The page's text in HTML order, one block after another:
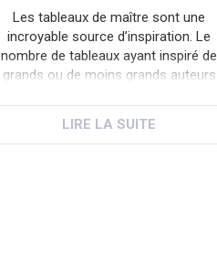
Les tableaux de maître sont une
incroyable source d’inspiration. Le
nombre de tableaux ayant inspiré de
grands ou de moins grands auteurs
entre l’art du dessin et l’art de
LIRE LA SUITE